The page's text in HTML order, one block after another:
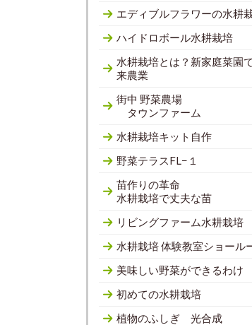
エディブルフラワーの水耕
ハイドロボール水耕栽培
水耕栽培とは？新家庭菜園
来農業
街中 野菜農
タウンファーム
水耕栽培キット自作
野菜テラスFL−１
苗作りの革
水耕栽培で丈夫な苗
リビングファーム水耕栽培
水耕栽培 体験教室ショール
美味しい野菜ができるわけ
初めての水耕栽培
植物のふしぎ 光合成